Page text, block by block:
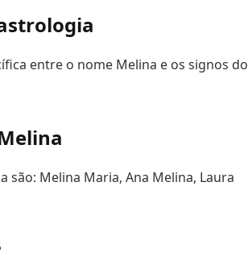
entre o nome Melina e os signos do
Melina Maria, Ana Melina, Laura